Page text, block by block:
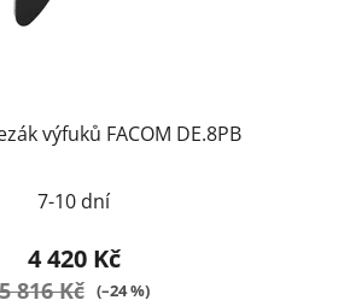
výfuků FACOM DE.8PB
7-10 dní
4 420 Kč
816 Kč (–24 %)